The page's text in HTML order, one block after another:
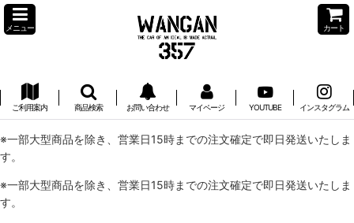
メニュー カート
ご利用案内 商品検索 お問い合わせ マイページ YOUTUBE インスタグラム
※一部大型商品を除き、営業日15時までの注文確定で即日発送いたしま
す。
※一部大型商品を除き、営業日15時までの注文確定で即日発送いたしま
す。